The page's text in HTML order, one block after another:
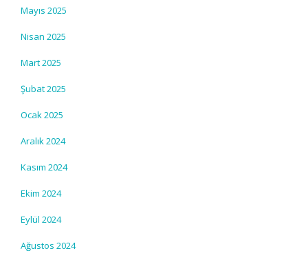
Mayıs 2025
Nisan 2025
Mart 2025
Şubat 2025
Ocak 2025
Aralık 2024
Kasım 2024
Ekim 2024
Eylül 2024
Ağustos 2024